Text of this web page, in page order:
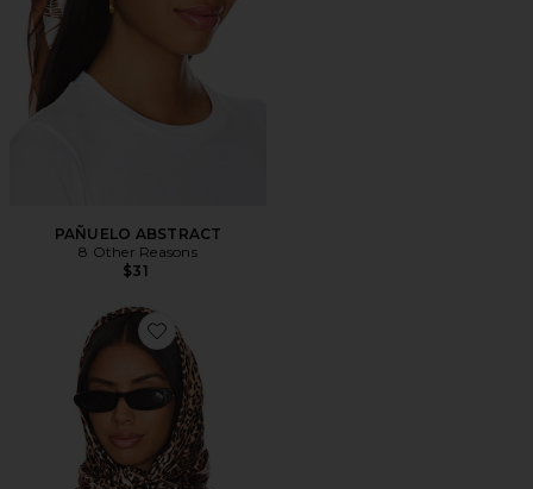
PAÑUELO ABSTRACT
8 Other Reasons
$31
Favorite PAÑUELO ANDIE